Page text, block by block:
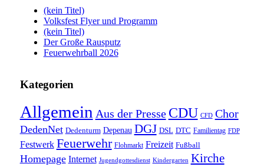
(kein Titel)
Volksfest Flyer und Programm
(kein Titel)
Der Große Rausputz
Feuerwehrball 2026
Kategorien
Allgemein Aus der Presse CDU CFD Chor
DedenNet Dedenturm Depenau DGJ DSL DTC Familientag FDP
Festwerk Feuerwehr Flohmarkt Freizeit Fußball
Homepage Internet Jugendgottesdienst Kindergarten Kirche